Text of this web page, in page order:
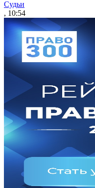
Судьи
, 10:54